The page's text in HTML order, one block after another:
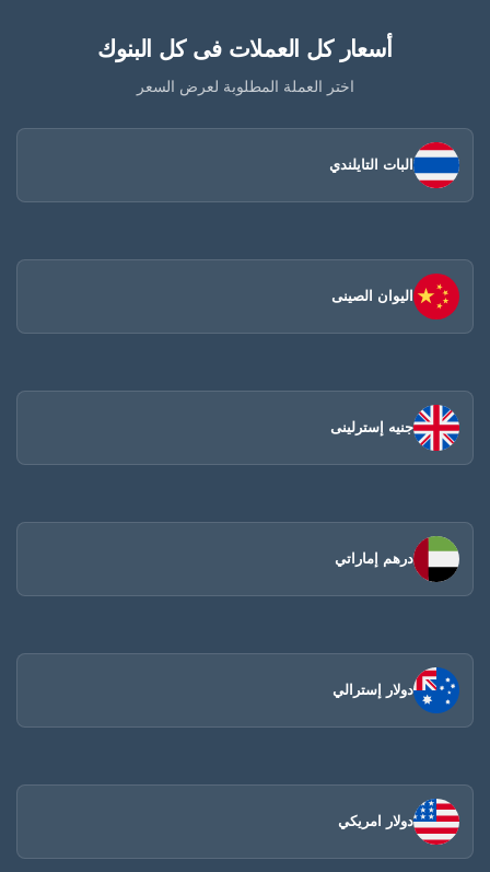
أسعار كل العملات فى كل البنوك
اختر العملة المطلوبة لعرض السعر
البات التايلندي
اليوان الصينى​
جنيه إسترلينى
درهم إماراتي
دولار إسترالي
دولار امريكي